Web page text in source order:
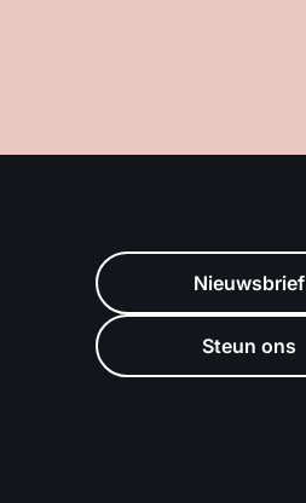
Nieuwsbrief
Steun ons